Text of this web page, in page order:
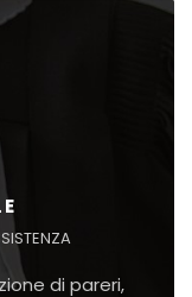
di pareri,